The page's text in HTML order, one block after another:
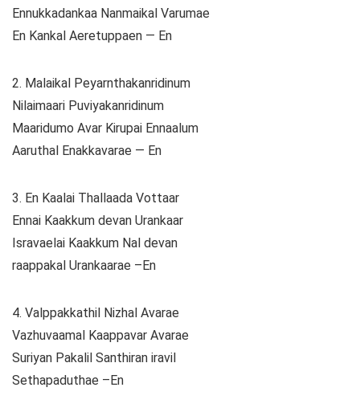
Ennukkadankaa Nanmaikal Varumae
En Kankal Aeretuppaen — En
2. Malaikal Peyarnthakanridinum
Nilaimaari Puviyakanridinum
Maaridumo Avar Kirupai Ennaalum
Aaruthal Enakkavarae — En
3. En Kaalai Thallaada Vottaar
Ennai Kaakkum devan Urankaar
Isravaelai Kaakkum Nal devan
raappakal Urankaarae –En
4. Valppakkathil Nizhal Avarae
Vazhuvaamal Kaappavar Avarae
Suriyan Pakalil Santhiran iravil
Sethapaduthae –En